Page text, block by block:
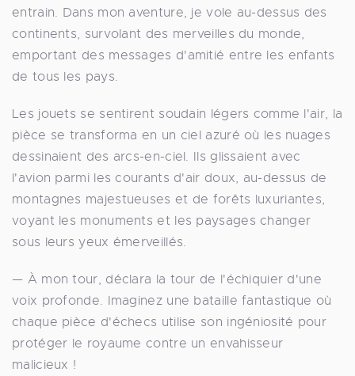
entrain. Dans mon aventure, je vole au-dessus des
continents, survolant des merveilles du monde,
emportant des messages d'amitié entre les enfants
de tous les pays.
Les jouets se sentirent soudain légers comme l'air, la
pièce se transforma en un ciel azuré où les nuages
dessinaient des arcs-en-ciel. Ils glissaient avec
l'avion parmi les courants d'air doux, au-dessus de
montagnes majestueuses et de forêts luxuriantes,
voyant les monuments et les paysages changer
sous leurs yeux émerveillés.
— À mon tour, déclara la tour de l'échiquier d'une
voix profonde. Imaginez une bataille fantastique où
chaque pièce d'échecs utilise son ingéniosité pour
protéger le royaume contre un envahisseur
malicieux !